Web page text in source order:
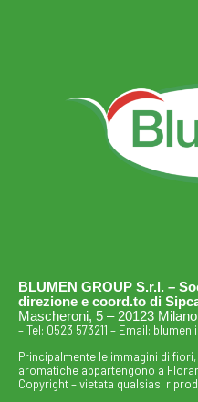
BLUMEN GROUP S.r.l. –
direzione e coord.to di
Mascheroni, 5 – 20123
– Tel: 0523 573211 – Email:
Principalmente le immagini di
aromatiche appartengono a
Copyright – vietata qualsiasi